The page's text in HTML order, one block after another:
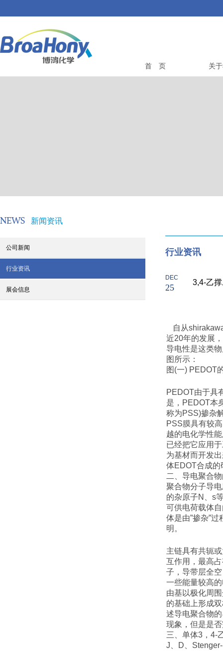
首 页 关
NEWS 新闻资讯
公司新闻
行业资讯
展会信息
行业资讯
DEC
25
3,4-乙
自从
近20年的发展
导电性是这类
图 所示：
图 (一) PEDOT
PEDOT由于具
是， PEDOT本
称为PSS)掺杂
PSS膜具有较
越的电化学性
已经把它应用
为基材而开发
体EDOT合成的
二、导电聚合
聚合物分子导
的杂原子N s
可供电荷载体
体是由”掺杂”过
明。
主链具有共轭
互作用，最高
子，导带层全
一些能量较高
由基以极化周
的基础上形成
述导电聚合物
现象，但是是
三、单体3， 4-
J
D